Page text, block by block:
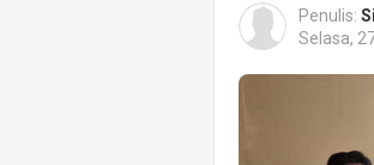
Penulis:
Selasa,